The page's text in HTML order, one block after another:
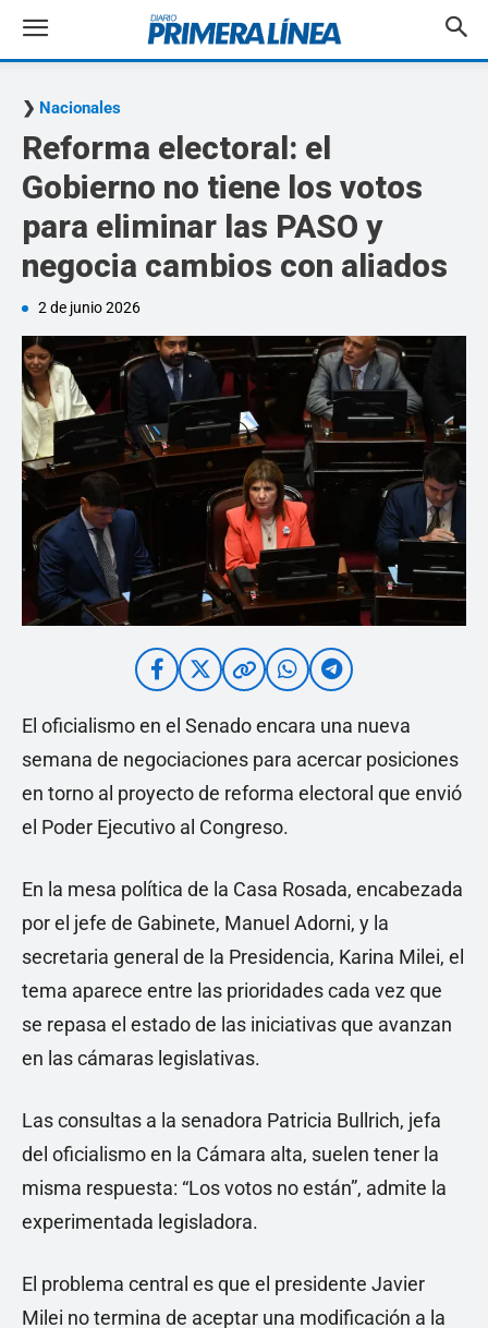
Nacionales
Reforma electoral: el
Gobierno no tiene los votos
para eliminar las PASO y
negocia cambios con aliados
2 de junio 2026
El oficialismo en el Senado encara una nueva
semana de negociaciones para acercar posiciones
en torno al proyecto de reforma electoral que envió
el Poder Ejecutivo al Congreso.
En la mesa política de la Casa Rosada, encabezada
por el jefe de Gabinete, Manuel Adorni, y la
secretaria general de la Presidencia, Karina Milei, el
tema aparece entre las prioridades cada vez que
se repasa el estado de las iniciativas que avanzan
en las cámaras legislativas.
Las consultas a la senadora Patricia Bullrich, jefa
del oficialismo en la Cámara alta, suelen tener la
misma respuesta: “Los votos no están”, admite la
experimentada legisladora.
El problema central es que el presidente Javier
Milei no termina de aceptar una modificación a la